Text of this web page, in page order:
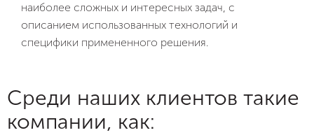
Комплексный интернет-маркетинг
Разработка фирменного стиля
наиболее сложных и интересных задач, с
описанием использованных технологий и
специфики примененного решения.
Среди наших клиентов такие
компании, как: